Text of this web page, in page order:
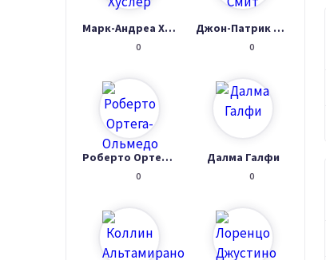
Марк-Андреа Хуслер
0
Джон-Патрик Смит
0
Роберто Ортега-Ольмедо
0
Далма Галфи
0